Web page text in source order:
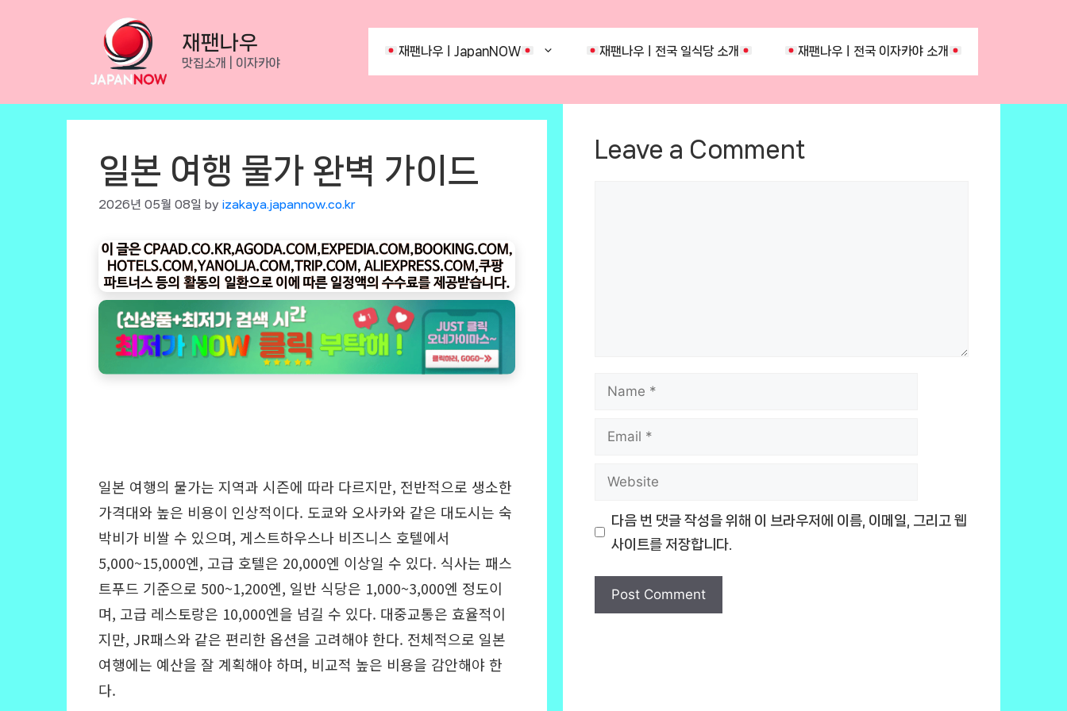
재팬나우
맛집소개 | 이자카야
재팬나우ㅣJapanNOW 재팬나우ㅣ전국 일식당 소개 재팬나우ㅣ전국 이자카야 소개
일본 여행 물가 완벽 가이드
2026년 05월 08일 by izakaya.japannow.co.kr
일본 여행의 물가는 지역과 시즌에 따라 다르지만, 전반적으로 생소한
가격대와 높은 비용이 인상적이다. 도쿄와 오사카와 같은 대도시는 숙
박비가 비쌀 수 있으며, 게스트하우스나 비즈니스 호텔에서
5,000~15,000엔, 고급 호텔은 20,000엔 이상일 수 있다. 식사는 패스
트푸드 기준으로 500~1,200엔, 일반 식당은 1,000~3,000엔 정도이
며, 고급 레스토랑은 10,000엔을 넘길 수 있다. 대중교통은 효율적이
지만, JR패스와 같은 편리한 옵션을 고려해야 한다. 전체적으로 일본
여행에는 예산을 잘 계획해야 하며, 비교적 높은 비용을 감안해야 한
다.
Leave a Comment
Name
Email
Website
다음 번 댓글 작성을 위해 이 브라우저에 이름, 이메일, 그리고 웹
사이트를 저장합니다.